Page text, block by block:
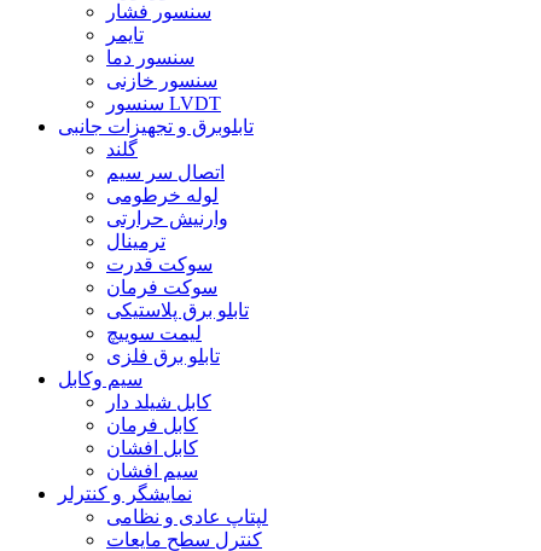
سنسور فشار
تایمر
سنسور دما
سنسور خازنی
سنسور LVDT
تابلوبرق و تجهیزات جانبی
گلند
اتصال سر سیم
لوله خرطومی
وارنیش حرارتی
ترمینال
سوکت قدرت
سوکت فرمان
تابلو برق پلاستیکی
لیمت سوییچ
تابلو برق فلزی
سیم وکابل
کابل شیلد دار
کابل فرمان
کابل افشان
سیم افشان
نمایشگر و کنترلر
لپتاپ عادی و نظامی
کنترل سطح مایعات